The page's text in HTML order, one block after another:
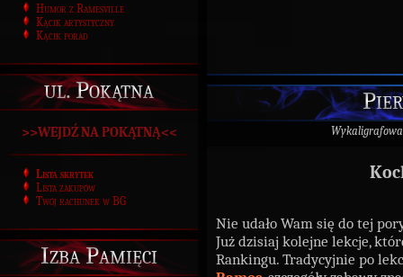
Humor z Ramesville
Kącik artystyczny
Kącik porad
ul. Pokątna
>>WEJDŹ NA POKĄTNĄ<<
Lista skrytek
Lista zakupów
Twój rachunek w BG
Izba Pamięci
Nie udało Wam się do tej
Już dzisiaj kolejne lekcje,
Rankingu. Tradycyjnie po